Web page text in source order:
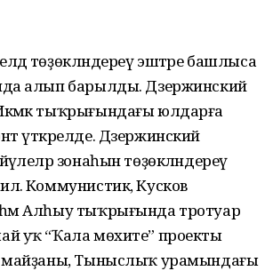
төҙөкләндереү эштәре башлыса
алып барылды. Дзержинский
тыҡрығындағы юлдарға
үткәрелде. Дзержинский
зонаһын төҙөкләндереү
Коммунистик, Кусков
Алһыу тыҡрығында тротуар
уҡ “Ҡала мөхите” проекты
майҙаны, Тыныслыҡ урамындағы